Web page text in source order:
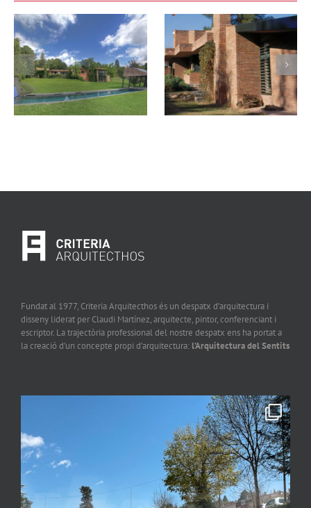
Casa taller per a
una pintora a
Bellaterra
Casa taller per a
un escultor a
Olérdola
Fundat al 1977, Criteria Arquitecthos és un despatx d’arquitectura i
disseny liderat per Claudi Martínez, arquitecte, pintor, conferenciant i
escriptor. La trajectòria professional del nostre despatx ens ha portat a
la creació d’un concepte propi d’arquitectura: l’Arquitectura del Sentits